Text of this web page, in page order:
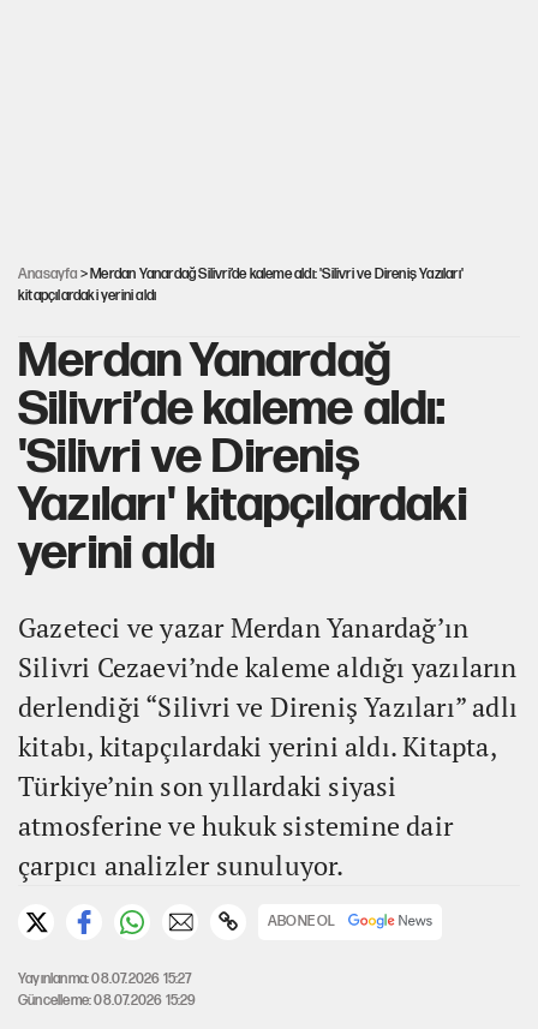
Anasayfa > Merdan Yanardağ Silivri’de kaleme aldı: 'Silivri ve Direniş Yazıları'
kitapçılardaki yerini aldı
Merdan Yanardağ
Silivri’de kaleme aldı:
'Silivri ve Direniş
Yazıları' kitapçılardaki
yerini aldı
Gazeteci ve yazar Merdan Yanardağ’ın
Silivri Cezaevi’nde kaleme aldığı yazıların
derlendiği “Silivri ve Direniş Yazıları” adlı
kitabı, kitapçılardaki yerini aldı. Kitapta,
Türkiye’nin son yıllardaki siyasi
atmosferine ve hukuk sistemine dair
çarpıcı analizler sunuluyor.
ABONE OL
Yayınlanma: 08.07.2026 15:27
Güncelleme: 08.07.2026 15:29